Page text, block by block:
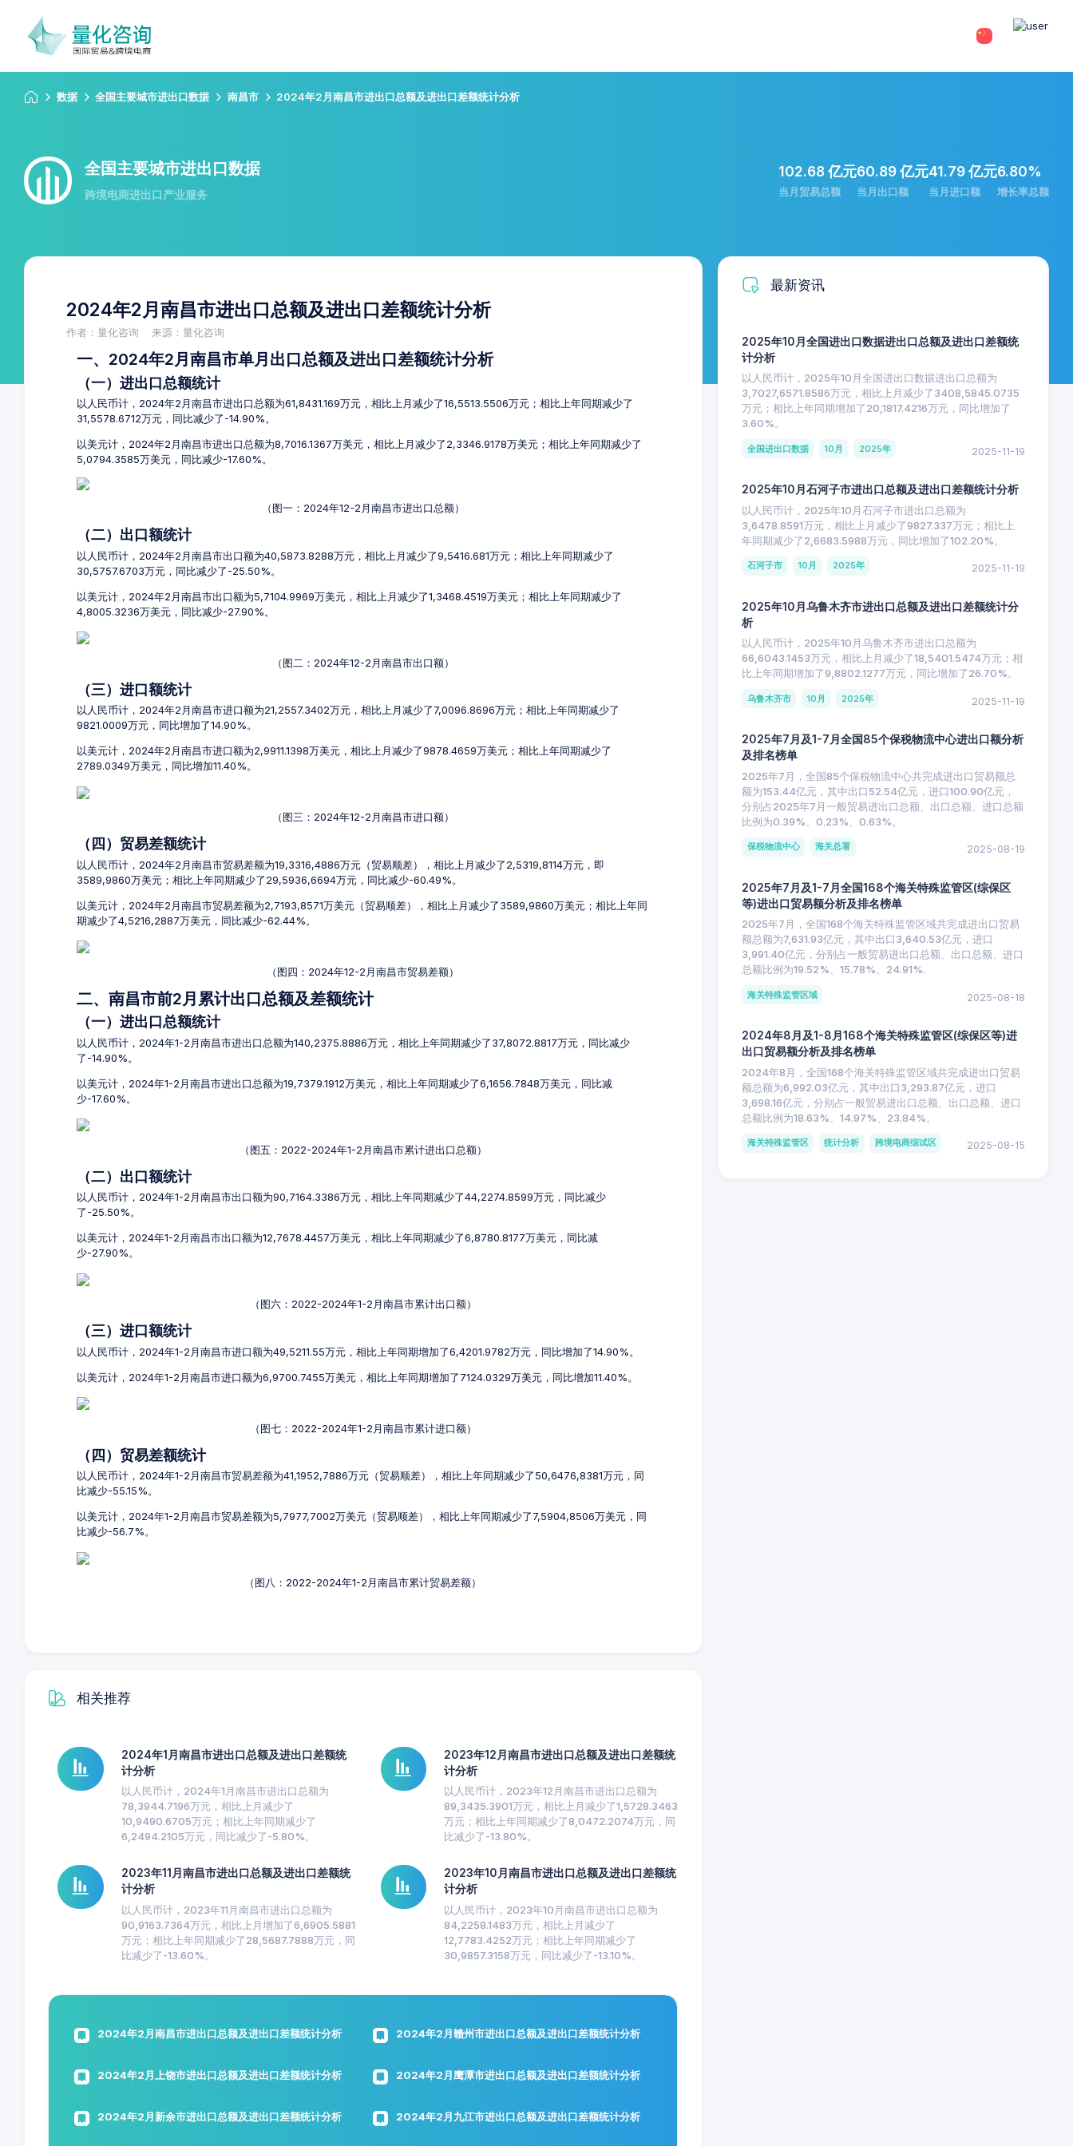
数据 全国主要城市进出口数据 南昌市 2024年2月南昌市进出口总额及进出口差额统计分析
全国主要城市进出口数据
跨境电商进出口产业服务
102.68 亿元
当月贸易总额
60.89 亿元
当月出口额
41.79 亿元
当月进口额
6.80%
增长率总额
2024年2月南昌市进出口总额及进出口差额统计分析
作者：量化咨询 来源：量化咨询
一、2024年2月南昌市单月出口总额及进出口差额统计分析
（一）进出口总额统计
以人民币计，2024年2月南昌市进出口总额为61,8431.169万元，相比上月减少了16,5513.5506万元；相比上年同期减少了
31,5578.6712万元，同比减少了-14.90%。
以美元计，2024年2月南昌市进出口总额为8,7016.1367万美元，相比上月减少了2,3346.9178万美元；相比上年同期减少了
5,0794.3585万美元，同比减少-17.60%。
（图一：2024年12-2月南昌市进出口总额）
（二）出口额统计
以人民币计，2024年2月南昌市出口额为40,5873.8288万元，相比上月减少了9,5416.681万元；相比上年同期减少了
30,5757.6703万元，同比减少了-25.50%。
以美元计，2024年2月南昌市出口额为5,7104.9969万美元，相比上月减少了1,3468.4519万美元；相比上年同期减少了
4,8005.3236万美元，同比减少-27.90%。
（图二：2024年12-2月南昌市出口额）
（三）进口额统计
以人民币计，2024年2月南昌市进口额为21,2557.3402万元，相比上月减少了7,0096.8696万元；相比上年同期减少了
9821.0009万元，同比增加了14.90%。
以美元计，2024年2月南昌市进口额为2,9911.1398万美元，相比上月减少了9878.4659万美元；相比上年同期减少了
2789.0349万美元，同比增加11.40%。
（图三：2024年12-2月南昌市进口额）
（四）贸易差额统计
以人民币计，2024年2月南昌市贸易差额为19,3316,4886万元（贸易顺差），相比上月减少了2,5319,8114万元，即
3589,9860万美元；相比上年同期减少了29,5936,6694万元，同比减少-60.49%。
以美元计，2024年2月南昌市贸易差额为2,7193,8571万美元（贸易顺差），相比上月减少了3589,9860万美元；相比上年同
期减少了4,5216,2887万美元，同比减少-62.44%。
（图四：2024年12-2月南昌市贸易差额）
二、南昌市前2月累计出口总额及差额统计
（一）进出口总额统计
以人民币计，2024年1-2月南昌市进出口总额为140,2375.8886万元，相比上年同期减少了37,8072.8817万元，同比减少
了-14.90%。
以美元计，2024年1-2月南昌市进出口总额为19,7379.1912万美元，相比上年同期减少了6,1656.7848万美元，同比减
少-17.60%。
（图五：2022-2024年1-2月南昌市累计进出口总额）
（二）出口额统计
以人民币计，2024年1-2月南昌市出口额为90,7164.3386万元，相比上年同期减少了44,2274.8599万元，同比减少
了-25.50%。
以美元计，2024年1-2月南昌市出口额为12,7678.4457万美元，相比上年同期减少了6,8780.8177万美元，同比减
少-27.90%。
（图六：2022-2024年1-2月南昌市累计出口额）
（三）进口额统计
以人民币计，2024年1-2月南昌市进口额为49,5211.55万元，相比上年同期增加了6,4201.9782万元，同比增加了14.90%。
以美元计，2024年1-2月南昌市进口额为6,9700.7455万美元，相比上年同期增加了7124.0329万美元，同比增加11.40%。
（图七：2022-2024年1-2月南昌市累计进口额）
（四）贸易差额统计
以人民币计，2024年1-2月南昌市贸易差额为41,1952,7886万元（贸易顺差），相比上年同期减少了50,6476,8381万元，同
比减少-55.15%。
以美元计，2024年1-2月南昌市贸易差额为5,7977,7002万美元（贸易顺差），相比上年同期减少了7,5904,8506万美元，同
比减少-56.7%。
（图八：2022-2024年1-2月南昌市累计贸易差额）
相关推荐
2024年1月南昌市进出口总额及进出口差额统
计分析
以人民币计，2024年1月南昌市进出口总额为
78,3944.7196万元，相比上月减少了
10,9490.6705万元；相比上年同期减少了
6,2494.2105万元，同比减少了-5.80%。
2023年12月南昌市进出口总额及进出口差额统
计分析
以人民币计，2023年12月南昌市进出口总额为
89,3435.3901万元，相比上月减少了1,5728.3463
万元；相比上年同期减少了8,0472.2074万元，同
比减少了-13.80%。
2023年11月南昌市进出口总额及进出口差额统
计分析
以人民币计，2023年11月南昌市进出口总额为
90,9163.7364万元，相比上月增加了6,6905.5881
万元；相比上年同期减少了28,5687.7888万元，同
比减少了-13.60%。
2023年10月南昌市进出口总额及进出口差额统
计分析
以人民币计，2023年10月南昌市进出口总额为
84,2258.1483万元，相比上月减少了
12,7783.4252万元；相比上年同期减少了
30,9857.3158万元，同比减少了-13.10%。
2024年2月南昌市进出口总额及进出口差额统计分析 2024年2月赣州市进出口总额及进出口差额统计分析
2024年2月上饶市进出口总额及进出口差额统计分析 2024年2月鹰潭市进出口总额及进出口差额统计分析
2024年2月新余市进出口总额及进出口差额统计分析 2024年2月九江市进出口总额及进出口差额统计分析
最新资讯
2025年10月全国进出口数据进出口总额及进出口差额统
计分析
以人民币计，2025年10月全国进出口数据进出口总额为
3,7027,6571.8586万元，相比上月减少了3408,5845.0735
万元；相比上年同期增加了20,1817.4216万元，同比增加了
3.60%。
全国进出口数据 10月 2025年 2025-11-19
2025年10月石河子市进出口总额及进出口差额统计分析
以人民币计，2025年10月石河子市进出口总额为
3,6478.8591万元，相比上月减少了9827.337万元；相比上
年同期减少了2,6683.5988万元，同比增加了102.20%。
石河子市 10月 2025年 2025-11-19
2025年10月乌鲁木齐市进出口总额及进出口差额统计分
析
以人民币计，2025年10月乌鲁木齐市进出口总额为
66,6043.1453万元，相比上月减少了18,5401.5474万元；相
比上年同期增加了9,8802.1277万元，同比增加了26.70%。
乌鲁木齐市 10月 2025年 2025-11-19
2025年7月及1-7月全国85个保税物流中心进出口额分析
及排名榜单
2025年7月，全国85个保税物流中心共完成进出口贸易额总
额为153.44亿元，其中出口52.54亿元，进口100.90亿元，
分别占2025年7月一般贸易进出口总额、出口总额、进口总额
比例为0.39%、0.23%、0.63%。
保税物流中心 海关总署 2025-08-19
2025年7月及1-7月全国168个海关特殊监管区(综保区
等)进出口贸易额分析及排名榜单
2025年7月，全国168个海关特殊监管区域共完成进出口贸易
额总额为7,631.93亿元，其中出口3,640.53亿元，进口
3,991.40亿元，分别占一般贸易进出口总额、出口总额、进口
总额比例为19.52%、15.78%、24.91%.
海关特殊监管区域 2025-08-18
2024年8月及1-8月168个海关特殊监管区(综保区等)进
出口贸易额分析及排名榜单
2024年8月，全国168个海关特殊监管区域共完成进出口贸易
额总额为6,992.03亿元，其中出口3,293.87亿元，进口
3,698.16亿元，分别占一般贸易进出口总额、出口总额、进口
总额比例为18.63%、14.97%、23.84%。
海关特殊监管区 统计分析 跨境电商综试区 2025-08-15